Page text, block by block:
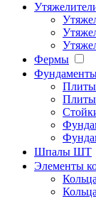
Фермы
Шпалы ШТ
Элементы